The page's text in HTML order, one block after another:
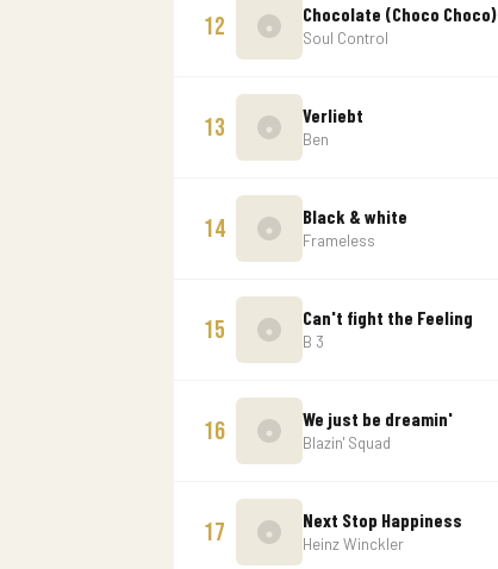
12 Chocolate (Choco Choco)
Soul Control
13 Verliebt
Ben
14 Black & white
Frameless
15 Can't fight the Feeling
B 3
16 We just be dreamin'
Blazin' Squad
17 Next Stop Happiness
Heinz Winckler